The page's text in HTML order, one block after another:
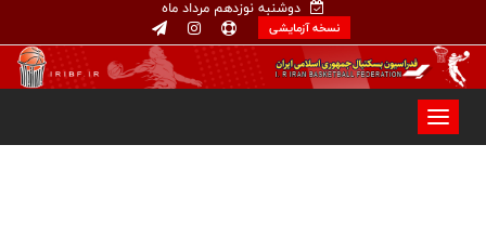
دوشنبه نوزدهم مرداد ماه
نسخه آزمایشی